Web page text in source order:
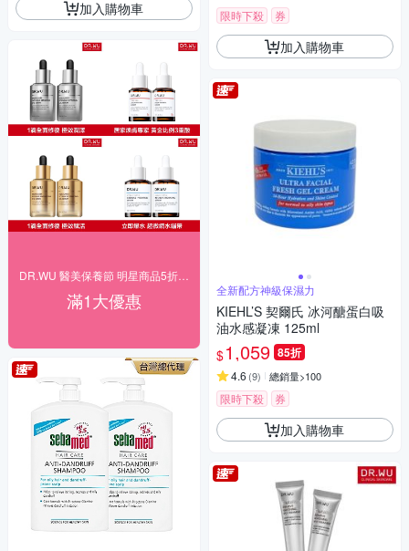
加入購物車
滿1大優惠
限時下殺 券
加入購物車
全新配方神級保濕力
KIEHL’S 契爾氏 冰河醣蛋白吸
油水感凝凍 125ml
$1,059 85折
4.6 (9) 總銷量>100
限時下殺 券
加入購物車